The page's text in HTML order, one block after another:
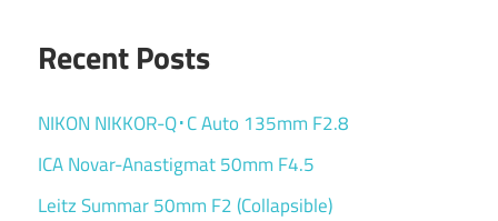
Recent Posts
NIKON NIKKOR-Q･C Auto 135mm F2.8
ICA Novar-Anastigmat 50mm F4.5
Leitz Summar 50mm F2 (Collapsible)